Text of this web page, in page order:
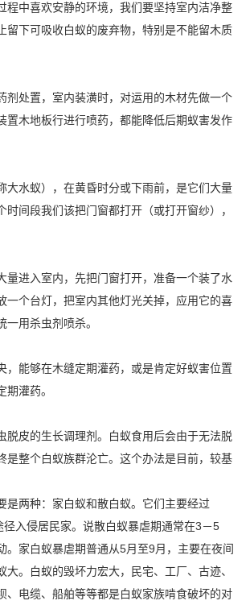
程中喜欢安静的环境，我们要坚持室内洁净整
留下可吸收白蚁的废弃物，特别是不能留木质
剂处置，室内装潢时，对运用的木材先做一个
置木地板行进行喷药，都能降低后期蚁害发作
大水蚁），在黄昏时分或下雨前，是它们大量
时间段我们该把门窗都打开（或打开窗纱），
量进入室内，先把门窗打开，准备一个装了水
一个台灯，把室内其他灯光关掉，应用它的喜
用杀虫剂喷杀。
，能够在木缝定期灌药，或是肯定好蚁害位置
期灌药。
脱皮的生长调理剂。白蚁食用后会由于无法脱
是整个白蚁族群沦亡。这个办法是目前，较基
是两种：家白蚁和散白蚁。它们主要经过
径入侵居民家。说散白蚁暴虐期通常在3－5
。家白蚁暴虐期普通从5月至9月，主要在夜间
大。白蚁的毁坏力宏大，民宅、工厂、古迹、
、电缆、船舶等等都是白蚁家族啃食破坏的对